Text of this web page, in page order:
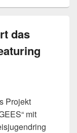
das
Projekt
mit